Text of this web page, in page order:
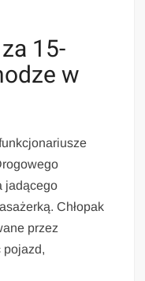
15-
w
jadącego
Chłopak
przez
pojazd,